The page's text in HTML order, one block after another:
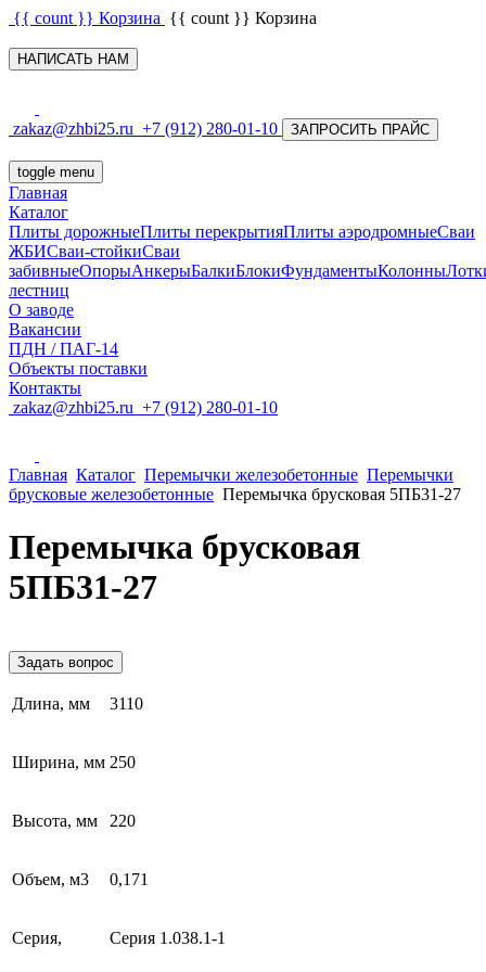
{{ count }} Корзина {{ count }} Корзина
НАПИСАТЬ НАМ
zakaz@zhbi25.ru +7 (912) 280-01-10 ЗАПРОСИТЬ ПРАЙС
toggle menu
Главная
Каталог
Плиты дорожныеПлиты перекрытияПлиты аэродромныеСваи
ЖБИСваи-стойкиСваи
забивныеОпорыАнкерыБалкиБлокиФундаментыКолонны
лестниц
О заводе
Вакансии
ПДН / ПАГ-14
Объекты поставки
Контакты
zakaz@zhbi25.ru +7 (912) 280-01-10
Главная Каталог Перемычки железобетонные Перемычки
брусковые железобетонные Перемычка брусковая 5ПБ31-27
Перемычка брусковая
5ПБ31-27
Задать вопрос
Длина, мм 3110
Ширина, мм 250
Высота, мм 220
Объем, м3 0,171
Серия, Серия 1.038.1-1